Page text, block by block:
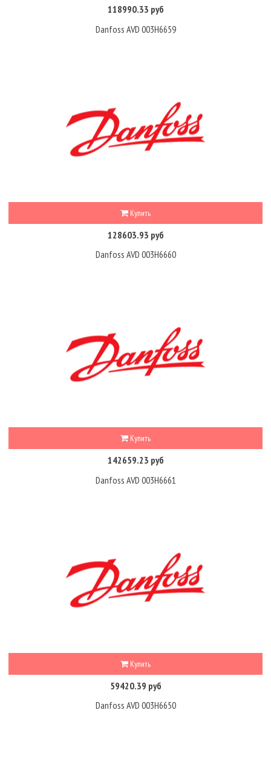
118990.33 руб
Danfoss AVD 003H6659
Купить
128603.93 руб
Danfoss AVD 003H6660
Купить
142659.23 руб
Danfoss AVD 003H6661
Купить
59420.39 руб
Danfoss AVD 003H6650